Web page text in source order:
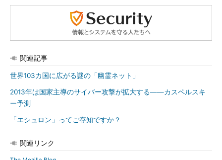
関連記事
世界103カ国に広がる謎の「幽霊ネット」
2013年は国家主導のサイバー攻撃が拡大する――カスペルスキ
ー予測
「エシュロン」ってご存知ですか？
関連リンク